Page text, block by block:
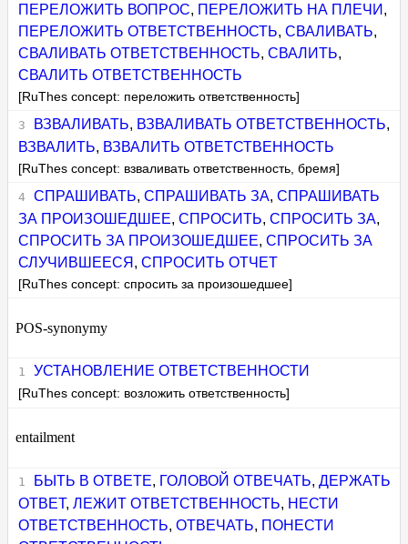
ПЕРЕЛОЖИТЬ ВОПРОС, ПЕРЕЛОЖИТЬ НА ПЛЕЧИ ,
ПЕРЕЛОЖИТЬ ОТВЕТСТВЕННОСТЬ,СВАЛИВАТЬ,
СВАЛИВАТЬ ОТВЕТСТВЕННОСТЬ,СВАЛИТЬ,
СВАЛИТЬ ОТВЕТСТВЕННОСТЬ
[RuThes concept: переложить ответственность]
ВЗВАЛИВАТЬ, ВЗВАЛИВАТЬ ОТВЕТСТВЕННОСТЬ,
ВЗВАЛИТЬ, ВЗВАЛИТЬ ОТВЕТСТВЕННОСТЬ
[RuThes concept: взваливать ответственность, бремя]
СПРАШИВАТЬ, СПРАШИВАТЬ ЗА, СПРАШИВАТЬ
ЗА ПРОИЗОШЕДШЕЕ,СПРОСИТЬ,СПРОСИТЬ ЗА,
СПРОСИТЬ ЗА ПРОИЗОШЕДШЕЕ,СПРОСИТЬ ЗА
СЛУЧИВШЕЕСЯ ,СПРОСИТЬ ОТЧЕТ
[RuThes concept: спросить за произошедшее]
POS-synonymy
УСТАНОВЛЕНИЕ ОТВЕТСТВЕННОСТИ
[RuThes concept: возложить ответственность]
entailment
БЫТЬ В ОТВЕТЕ, ГОЛОВОЙ ОТВЕЧАТЬ, ДЕРЖАТЬ
ОТВЕТ,ЛЕЖИТ ОТВЕТСТВЕННОСТЬ, НЕСТИ
ОТВЕТСТВЕННОСТЬ,ОТВЕЧАТЬ, ПОНЕСТИ